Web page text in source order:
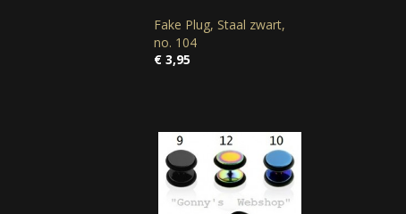
Fake Plug, Staal zwart,
no. 104
€ 3,95